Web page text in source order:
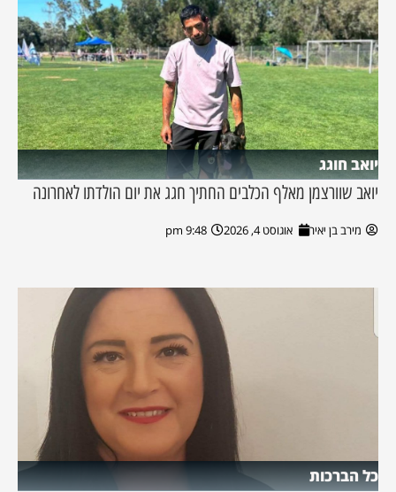
יואב חוגג
יואב שוורצמן מאלף הכלבים החתיך חגג את יום הולדתו לאחרונה
מירב בן יאיר אוגוסט 4, 2026 9:48 pm
כל הברכות